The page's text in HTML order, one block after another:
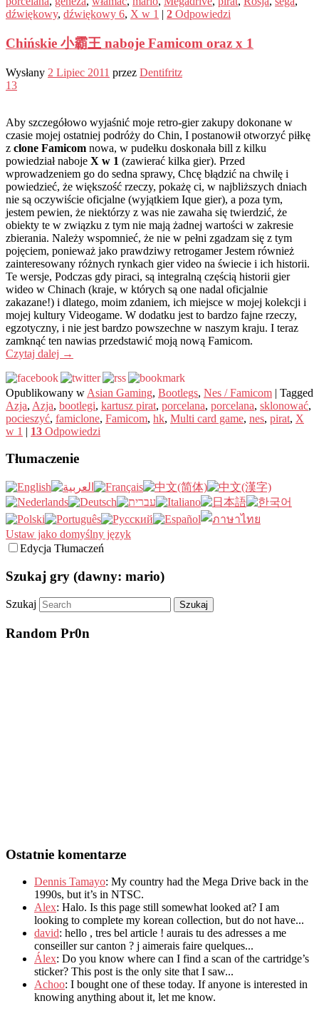
dźwiękowy, dźwiękowy 6, X w 1 | 2 Odpowiedzi
Chińskie 小霸王 naboje Famicom oraz x 1
Wysłany 2 Lipiec 2011 przez Dentifritz
13
Aby szczegółowo wyjaśnić moje retro-gier zakupy dokonane w
czasie mojej ostatniej podróży do Chin, I postanowił otworzyć piłkę
z clone Famicom nowa, w pudełku doskonała bill z kilku
powiedział naboje X w 1 (zawierać kilka gier). Przed
wprowadzeniem go do sedna sprawy, Chcę błądzić na chwilę i
powiedzieć, że większość rzeczy, pokażę ci, w najbliższych dniach
nie są oczywiście oficjalne (wyjątkiem Ique gier), a poza tym,
jestem pewien, że niektórzy z was nie zawaha się twierdzić, że
obiekty te w związku z tym nie mają żadnej wartości w zakresie
zbierania. Należy wspomnieć, że nie w pełni zgadzam się z tym
pojęciem, ponieważ jako prawdziwy retrogamer Jestem również
zainteresowany różnych rynkach gier video na świecie i ich historii.
Te wersje, Podczas gdy piraci, są integralną częścią historii gier
wideo w Chinach (kraje, w których są one nadal oficjalnie
zakazane!) i dlatego, moim zdaniem, ich miejsce w mojej kolekcji i
mojej kultury Videogame. W dodatku jest to bardzo fajne rzeczy,
egzotyczny, i nie jest bardzo powszechne w naszym kraju. I teraz
zamknąć ten nawias przedstawić moją nową Famicom.
Czytaj dalej →
Opublikowany w Asian Gaming, Bootlegs, Nes / Famicom | Tagged
Azja, Azja, bootlegi, kartusz pirat, porcelana, porcelana, sklonować,
pocieszyć, famiclone, Famicom, hk, Multi card game, nes, pirat, X
w 1 | 13 Odpowiedzi
Tłumaczenie
Ustaw jako domyślny język
Edycja Tłumaczeń
Szukaj gry (dawny: mario)
Szukaj
Random Pr0n
Ostatnie komentarze
Dennis Tamayo: My country had the Mega Drive back in the
1990s, but it’s in NTSC.
Alex: Halo. Is this page still somewhat looked at? I am
looking to complete my korean collection, but do not have...
david: hello , tres bel article ! aurais tu des adresses a me
conseiller sur canton ? j aimerais faire quelques...
Álex: Do you know where can I find a scan of the cartridge’s
sticker? This post is the only site that I saw...
Achoo: I bought one of these today. If anyone is interested in
knowing anything about it, let me know.